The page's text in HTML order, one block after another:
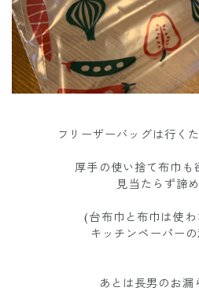
フリーザーバッグは行く
厚手の使い捨て布巾も
見当たらず諦
(台布巾と布巾は使わ
キッチンペーパー
あとは長男のお漏